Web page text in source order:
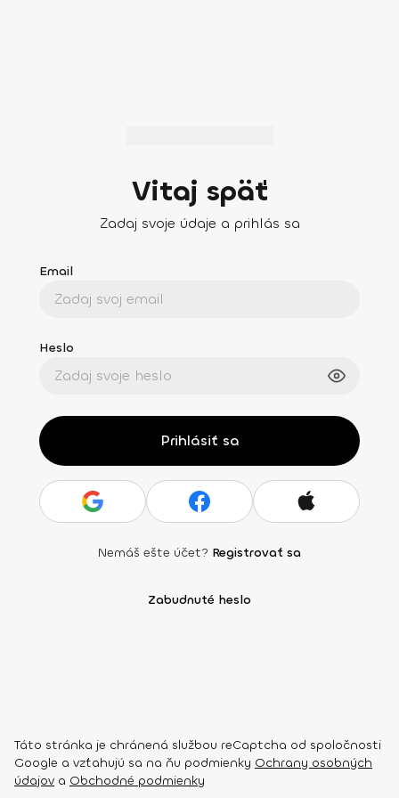
Vitaj späť
Zadaj svoje údaje a prihlás sa
Email
Heslo
Prihlásiť sa
Nemáš ešte účet? Registrovať sa
Zabudnuté heslo
Táto stránka je chránená službou reCaptcha od spoločnosti
Google a vzťahujú sa na ňu podmienky Ochrany osobných
údajov a Obchodné podmienky